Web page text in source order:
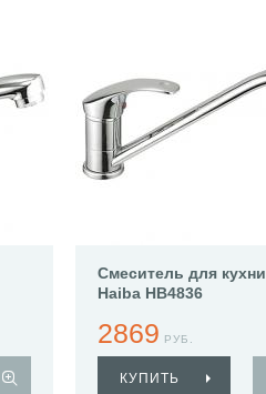
Смеситель для кухни
Haiba HB4836
2869 РУБ.
КУПИТЬ